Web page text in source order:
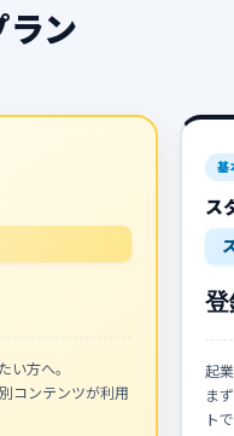
ラン
い方へ。
コンテンツが利用
基
ス
起
ま
ト